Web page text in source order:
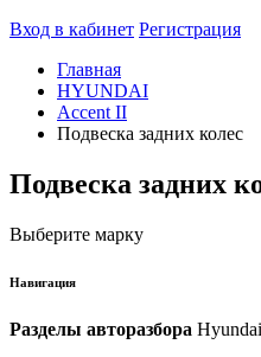
Вход в кабинет Регистрация
Главная
HYUNDAI
Accent II
Подвеска задних колес
Подвеска задних
Выберите марку
Навигация
Разделы авторазбора